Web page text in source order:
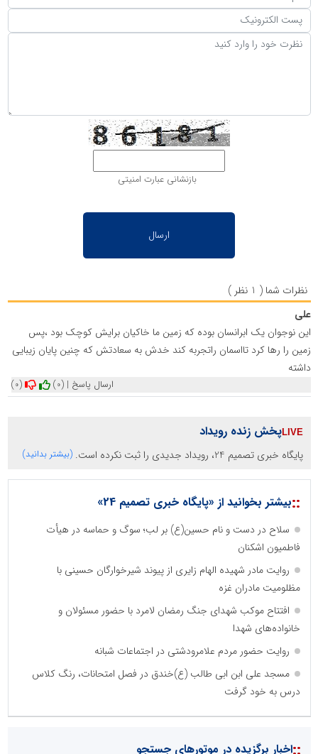
بازنشانی عبارت امنیتی
نظرات شما ( 1 نظر )
علی
این نوجوان یک ابرانسان بوده که زمین ما خاکیان برایش کوچک بود ،پس
زمین را رها کرد تااسمان راتجربه کند خدش به سعادتش که چنین پایان زیبایی
داشته
(0)
(0) ارسال پاسخ |
پخش زنده رویداد
پایگاه خبری تصمیم 24، رویداد جدیدی را ثبت نکرده است. (بیشتر بدانید)
::بیشتر بخوانید از «پایگاه خبری تصمیم 24»
سلاح در دست و نام حسین(ع) بر لب؛ سوگ و حماسه در هیأت
فاطمیون اشکنان
روایت مادر شهیده الهام زایری از پیوند شیرخوارگان حسینی با
مظلومیت مادران غزه
افتتاح موکب شهدای جنگ رمضان لامرد با حضور مسئولان و
خانواده‌های شهدا
روایت حضور مردم علامرودشتی در اجتماعات شبانه
مسجد علی ابن ابی طالب (ع)خندق در فصل امتحانات، رنگ کلاس
درس به خود گرفت
اخبار برگزیده در موتورهای جستجو